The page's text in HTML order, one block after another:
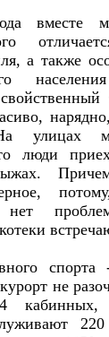
вместе
а также
улицах
люди
нет
не
4